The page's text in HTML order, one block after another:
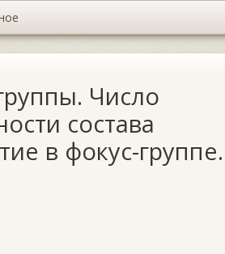
Число
состава
в фокус-группе.